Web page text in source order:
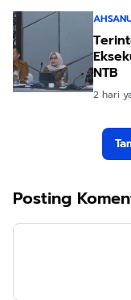
NTB
2 hari
Posting